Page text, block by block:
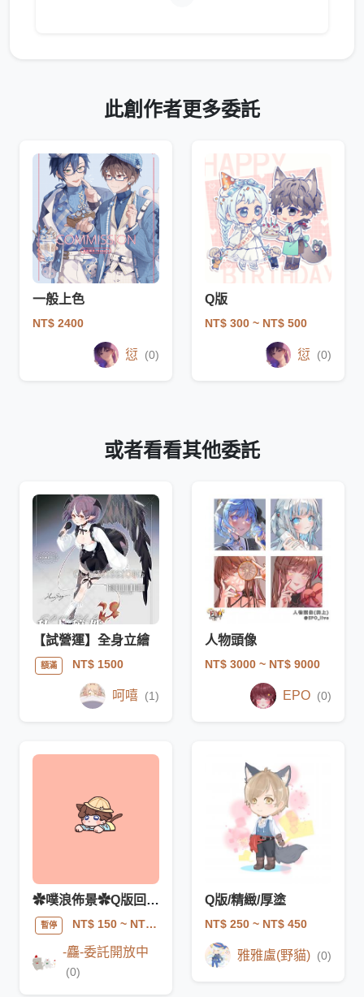
此創作者更多委託
一般上色
NT$ 2400
愆 (0)
Q版
NT$ 300 ~ NT$ 500
愆 (0)
或者看看其他委託
【試營運】全身立繪
額滿 NT$ 1500
呵嘻 (1)
人物頭像
NT$ 3000 ~ NT$ 9000
EPO (0)
✿噗浪佈景✿Q版回應數趴趴
暫停 NT$ 150~ NT$ 300
-麤-委託開放中
(0)
Q版/精緻/厚塗
NT$ 250 ~ NT$ 450
雅雅盧(野貓) (0)